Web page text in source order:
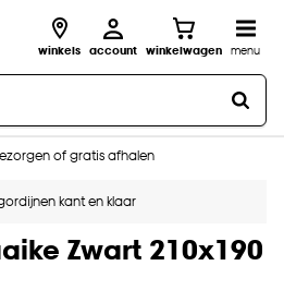
winkels account winkelwagen menu
of gratis afhalen
en opmeten aan huis
kant en klaar
Zwart 210x190